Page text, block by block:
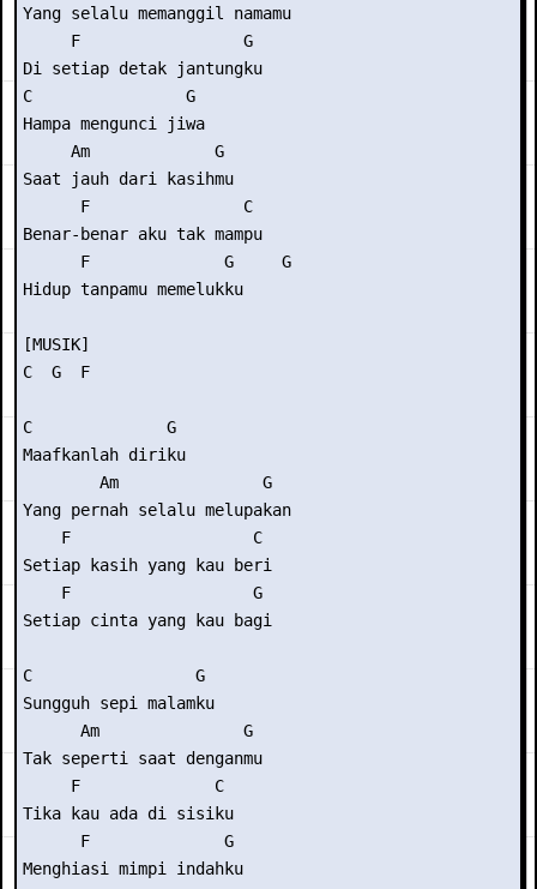
Yang selalu memanggil namamu
     F                 G
Di setiap detak jantungku
C                G
Hampa mengunci jiwa
     Am             G
Saat jauh dari kasihmu
      F                C
Benar-benar aku tak mampu
      F              G     G
Hidup tanpamu memelukku
[MUSIK]
C  G  F
C              G
Maafkanlah diriku
        Am               G
Yang pernah selalu melupakan
    F                   C
Setiap kasih yang kau beri
    F                   G
Setiap cinta yang kau bagi
C                 G
Sungguh sepi malamku
      Am               G
Tak seperti saat denganmu
     F              C
Tika kau ada di sisiku
      F              G
Menghiasi mimpi indahku